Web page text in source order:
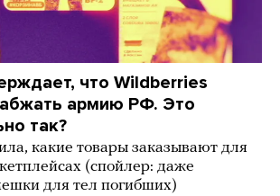
что Wildberries
армию РФ. Это
так?
какие товары заказывают для
(спойлер: даже
для тел погибших)